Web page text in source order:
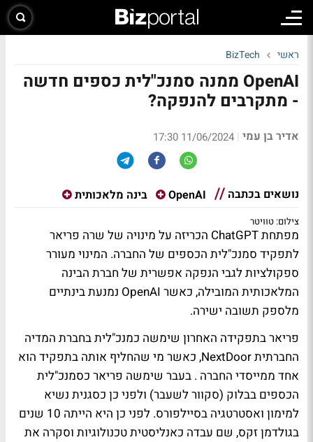
ראשי BizTech
OpenAI ממנה סמנכ"לית כספים חדשה
- מתקרבים להנפקה?
אדיר בן עמי |
11/06/2024 17:30
נושאים בכתבה OpenAI בינה מלאכותית
צילום: טוויטר
מפתחת ChatGPT הכריזה על מינויה של שרה פריאר
לתפקיד סמנכ"לית הכספים של החברה. המינוי מעורר
ספקולציות לגבי הנפקה אפשרית של חברת הבינה
המלאכותית המובילה, כאשר OpenAI נמנעת בינתיים
מלספק תשובה ישירה.
פריאר בתפקידה האחרון שימשה כמנכ"לית בחברת המדיה
החברתית NextDoor, כאשר מי שהחליף אותה בתפקיד הוא
אחד ממייסדי החברה . בעבר שימשה פריאר כסמנכ"לית
הכספים בבלוק (סקוור לשעבר) ולפני כן כסגנית נשיא
למימון ואסטרטגיה בסיילפורס. לפני כן היא הייתה 10 שנים
בגולדמן זקס, שם עבדה כאנליסטית טכנולוגיות וסקרה את